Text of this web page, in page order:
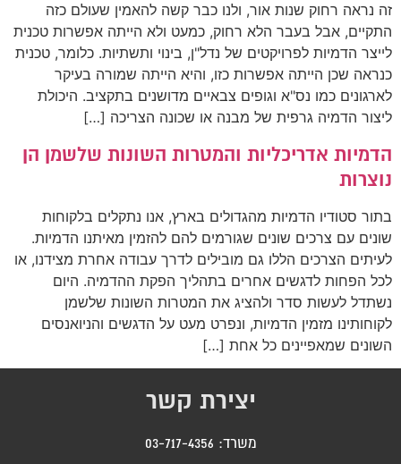
זה נראה רחוק שנות אור, ולנו כבר קשה להאמין שעולם כזה
התקיים, אבל בעבר הלא רחוק, כמעט ולא הייתה אפשרות טכנית
לייצר הדמיות לפרויקטים של נדל"ן, בינוי ותשתיות. כלומר, טכנית
כנראה שכן הייתה אפשרות כזו, והיא הייתה שמורה בעיקר
לארגונים כמו נס"א וגופים צבאיים מדושנים בתקציב. היכולת
ליצור הדמיה גרפית של מבנה או שכונה הצריכה […]
הדמיות אדריכליות והמטרות השונות שלשמן הן
נוצרות
בתור סטודיו הדמיות מהגדולים בארץ, אנו נתקלים בלקוחות
שונים עם צרכים שונים שגורמים להם להזמין מאיתנו הדמיות.
לעיתים הצרכים הללו גם מובילים לדרך עבודה אחרת מצידנו, או
לכל הפחות לדגשים אחרים בתהליך הפקת ההדמיה. היום
נשתדל לעשות סדר ולהציג את המטרות השונות שלשמן
לקוחותינו מזמין הדמיות, ונפרט מעט על הדגשים והניואנסים
השונים שמאפיינים כל אחת […]
יצירת קשר
משרד: 03-717-4356